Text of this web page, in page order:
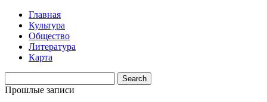
Главная
Культура
Общество
Литература
Карта
Прошлые записи